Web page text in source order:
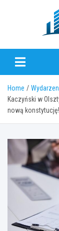
Home
Kaczyński w
nową konstytucję!